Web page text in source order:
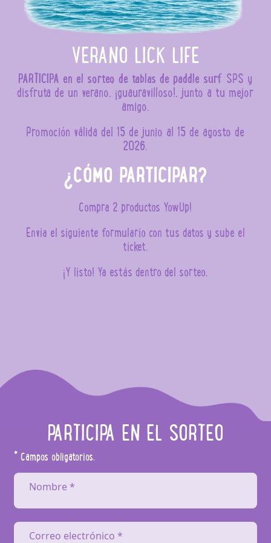
VERANO LICK LIFE
PARTICIPA en el sorteo de tablas de paddle surf SPS y
disfruta de un verano, ¡guauravilloso!, junto a tu mejor
amigo.
Promoción válida del 15 de junio al 15 de agosto de
2026.
¿CÓMO PARTICIPAR?
Compra 2 productos YowUp!
Envía el siguiente formulario con tus datos y sube el
ticket.
¡Y listo! Ya estás dentro del sorteo.
PARTICIPA EN EL SORTEO
* Campos obligatorios.
Nombre *
Correo electrónico *